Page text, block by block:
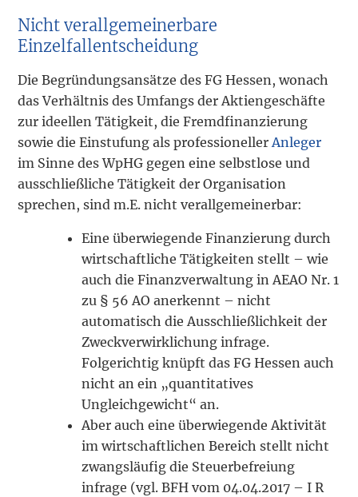
Nicht verallgemeinerbare
Einzelfallentscheidung
Die Begründungsansätze des FG Hessen, wonach
das Verhältnis des Umfangs der Aktiengeschäfte
zur ideellen Tätigkeit, die Fremdfinanzierung
sowie die Einstufung als professionellerAnleger
im Sinne des WpHG gegen eine selbstlose und
ausschließliche Tätigkeit der Organisation
sprechen, sind m.E. nicht verallgemeinerbar:
Eine überwiegende Finanzierung durch
wirtschaftliche Tätigkeiten stellt – wie
auch die Finanzverwaltung in AEAO Nr. 1
zu § 56 AO anerkennt – nicht
automatisch die Ausschließlichkeit der
Zweckverwirklichung infrage.
Folgerichtig knüpft das FG Hessen auch
nicht an ein „quantitatives
Ungleichgewicht“ an.
Aber auch eine überwiegende Aktivität
im wirtschaftlichen Bereich stellt nicht
zwangsläufig die Steuerbefreiung
infrage (vgl. BFH vom 04.04.2017 – I R